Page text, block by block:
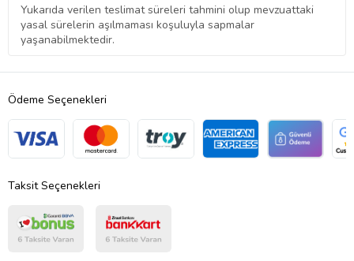
Yukarıda verilen teslimat süreleri tahmini olup mevzuattaki
yasal sürelerin aşılmaması koşuluyla sapmalar
yaşanabilmektedir.
Ödeme Seçenekleri
Taksit Seçenekleri